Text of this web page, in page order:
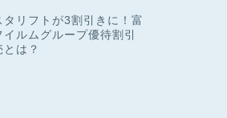
タリフトが3割引きに！富
イルムグループ優待割引
とは？